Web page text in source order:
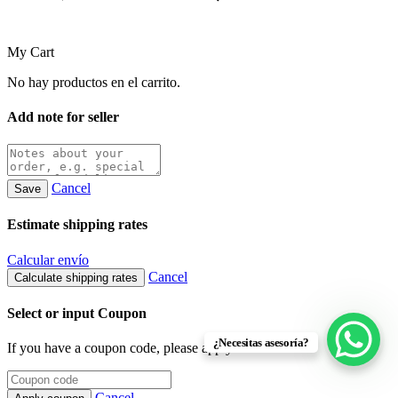
My Cart
No hay productos en el carrito.
¿Necesitas asesoría?
Add note for seller
Save Cancel
Estimate shipping rates
Calcular envío
Calculate shipping rates Cancel
Select or input Coupon
If you have a coupon code, please apply it below.